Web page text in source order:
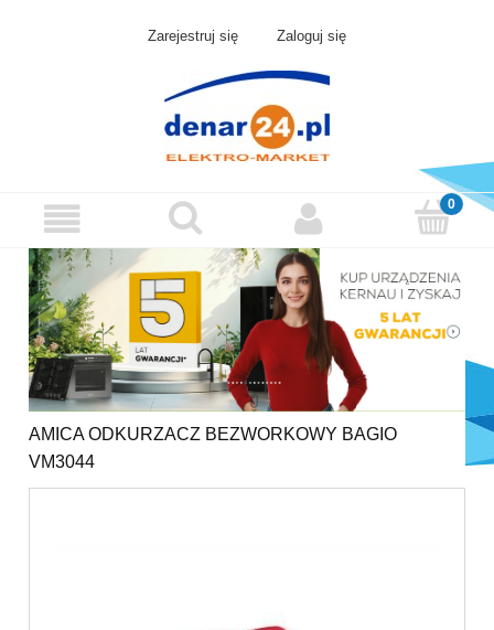
Zarejestruj się Zaloguj się
AMICA ODKURZACZ BEZWORKOWY BAGIO
VM3044